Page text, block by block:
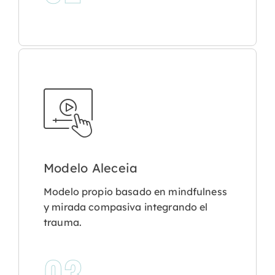
Modelo Aleceia
Modelo propio basado en mindfulness
y mirada compasiva integrando el
trauma.